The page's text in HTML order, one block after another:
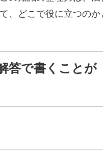
、どこで役に立つのか
答で書くことが